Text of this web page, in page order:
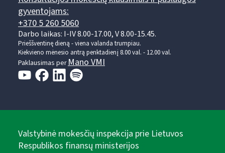
gyventojams:
+370 5 260 5060
Darbo laikas: I-IV 8.00-17.00, V 8.00-15.45.
Prieššventinę dieną - viena valanda trumpiau.
Kiekvieno mėnesio antrą penktadienį 8.00 val. - 12.00 val.
Paklausimas per Mano VMI
Valstybinė mokesčių inspekcija prie Lietuvos
Respublikos finansų ministerijos